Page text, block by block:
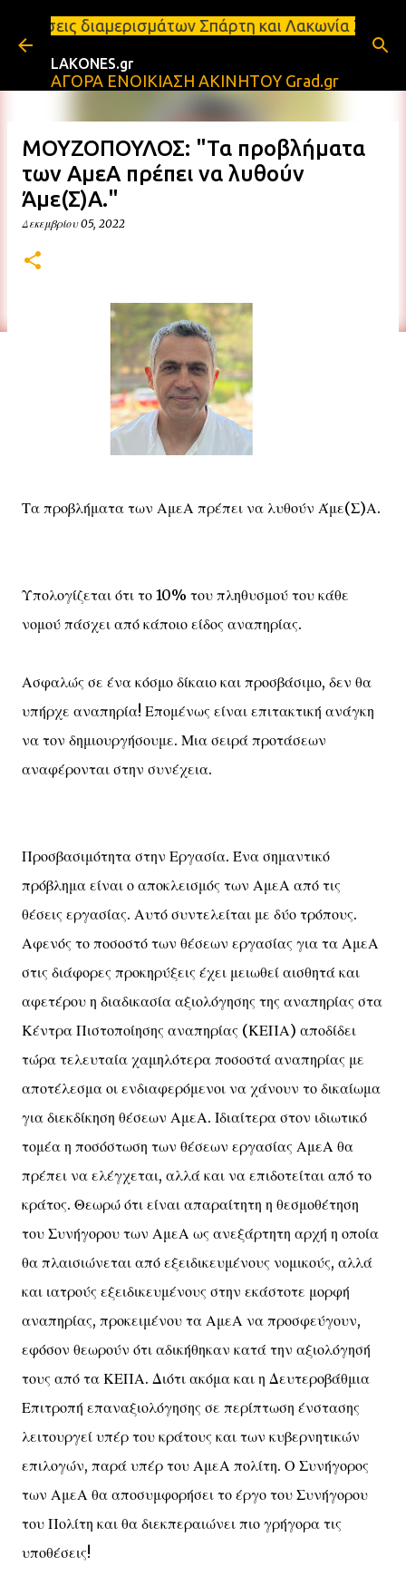
Μετάβαση στο κύριο περιεχόμενο
Σπάρτη και Λακωνία Σπάρτη -
LAKONES.gr
ΑΓΟΡΑ ΕΝΟΙΚΙΑΣΗ ΑΚΙΝΗΤΟΥ Grad.gr
ΜΟΥΖΟΠΟΥΛΟΣ: "Τα προβλήματα
των ΑμεΑ πρέπει να λυθούν
Άμε(Σ)Α."
Δεκεμβρίου 05, 2022
Τα προβλήματα των ΑμεΑ πρέπει να λυθούν Άμε(Σ)Α.
Υπολογίζεται ότι το 10% του πληθυσμού του κάθε
νομού πάσχει από κάποιο είδος αναπηρίας.
Ασφαλώς σε ένα κόσμο δίκαιο και προσβάσιμο, δεν θα
υπήρχε αναπηρία! Επομένως είναι επιτακτική ανάγκη
να τον δημιουργήσουμε. Μια σειρά προτάσεων
αναφέρονται στην συνέχεια.
Προσβασιμότητα στην Εργασία. Ένα σημαντικό
πρόβλημα είναι ο αποκλεισμός των ΑμεΑ από τις
θέσεις εργασίας. Αυτό συντελείται με δύο τρόπους.
Αφενός το ποσοστό των θέσεων εργασίας για τα ΑμεΑ
στις διάφορες προκηρύξεις έχει μειωθεί αισθητά και
αφετέρου η διαδικασία αξιολόγησης της αναπηρίας στα
Κέντρα Πιστοποίησης αναπηρίας (ΚΕΠΑ) αποδίδει
τώρα τελευταία χαμηλότερα ποσοστά αναπηρίας με
αποτέλεσμα οι ενδιαφερόμενοι να χάνουν το δικαίωμα
για διεκδίκηση θέσεων ΑμεΑ. Ιδιαίτερα στον ιδιωτικό
τομέα η ποσόστωση των θέσεων εργασίας ΑμεΑ θα
πρέπει να ελέγχεται, αλλά και να επιδοτείται από το
κράτος. Θεωρώ ότι είναι απαραίτητη η θεσμοθέτηση
του Συνήγορου των ΑμεΑ ως ανεξάρτητη αρχή η οποία
θα πλαισιώνεται από εξειδικευμένους νομικούς, αλλά
και ιατρούς εξειδικευμένους στην εκάστοτε μορφή
αναπηρίας, προκειμένου τα ΑμεΑ να προσφεύγουν,
εφόσον θεωρούν ότι αδικήθηκαν κατά την αξιολόγησή
τους από τα ΚΕΠΑ. Διότι ακόμα και η Δευτεροβάθμια
Επιτροπή επαναξιολόγησης σε περίπτωση ένστασης
λειτουργεί υπέρ του κράτους και των κυβερνητικών
επιλογών, παρά υπέρ του ΑμεΑ πολίτη. Ο Συνήγορος
των ΑμεΑ θα αποσυμφορήσει το έργο του Συνήγορου
του Πολίτη και θα διεκπεραιώνει πιο γρήγορα τις
υποθέσεις!